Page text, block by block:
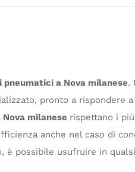
pneumatici a Nova milanese.
pronto a rispondere
milanese rispettano i
anche nel caso di
è possibile usufruire in